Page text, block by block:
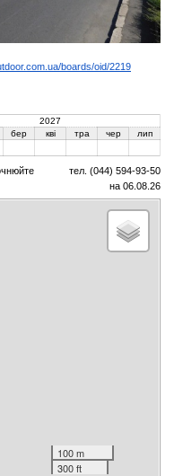
boards/oid/2219
2027
бер кві тра чер лип
тел. (044) 594-93-50
на 06.08.26
100 m
300 ft